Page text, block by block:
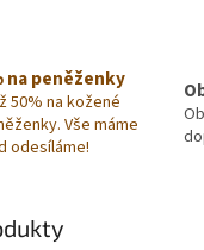
na peněženky
50% na kožené
Vše máme
odesíláme!